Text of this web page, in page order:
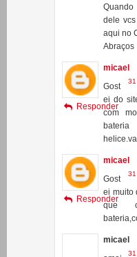
para
vai
dele vcs
aqui no
Abraços
micael
Gost
ei do
com
Responder
micael
Gost
ei muito
que